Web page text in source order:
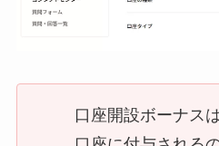
口座開設ボーナス